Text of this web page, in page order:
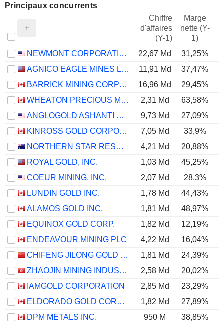
Principaux concurrents
Chiffre
d'affaires
(Y-1)
Marge
nette (Y-
1)
NEWMONT CORPORATION 22,67 Md 31,25%
AGNICO EAGLE MINES LIMITED
11,91 Md 37,47%
BARRICK MINING CORPORATION
16,96 Md 29,45%
WHEATON PRECIOUS METALS CORP.
2,31 Md 63,58%
ANGLOGOLD ASHANTI PLC
9,73 Md 27,09%
KINROSS GOLD CORPORATION
7,05 Md 33,9%
NORTHERN STAR RESOURCES LIMITED
4,21 Md 20,88%
ROYAL GOLD, INC.
1,03 Md 45,25%
COEUR MINING, INC.
2,07 Md 28,3%
LUNDIN GOLD INC.
1,78 Md 44,43%
ALAMOS GOLD INC.
1,81 Md 48,97%
EQUINOX GOLD CORP.
1,82 Md 12,19%
ENDEAVOUR MINING PLC
4,22 Md 16,04%
CHIFENG JILONG GOLD MINING GROUP LIMITED
1,81 Md 24,39%
ZHAOJIN MINING INDUSTRY COMPANY LIMITED
2,58 Md 20,02%
IAMGOLD CORPORATION
2,85 Md 23,29%
ELDORADO GOLD CORPORATION
1,82 Md 27,89%
DPM METALS INC.
950 M 38,85%